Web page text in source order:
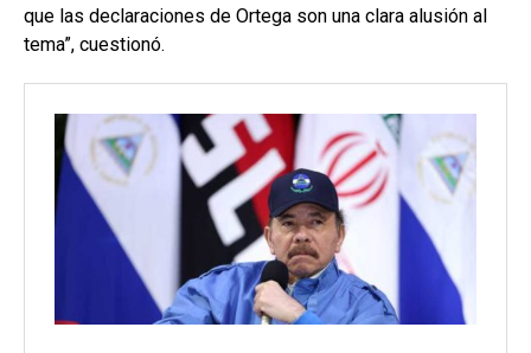
que las declaraciones de Ortega son una clara alusión al
tema”, cuestionó.